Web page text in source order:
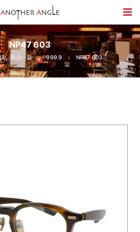
NP47 603
い商品一覧 999.9 NP47 603